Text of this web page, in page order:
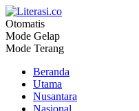
Literasi.co
Pilar Informasi
Otomatis
Mode Gelap
Mode Terang
Beranda
Utama
Nusantara
Nasional